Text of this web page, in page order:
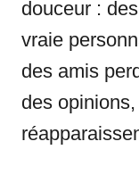
douceur :
vraie
des amis
des